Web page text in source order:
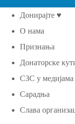
Донирајте ♥
О нама
Признања
Донаторске
СЗС у медијама
Сарадња
Слава